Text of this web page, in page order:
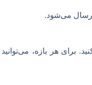
ارسال می‌شود.
برای هر بازه،